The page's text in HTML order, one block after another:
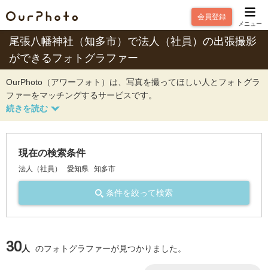
会員登録
メニュー
尾張八幡神社（知多市）で法人（社員）の出張撮影
ができるフォトグラファー
OurPhoto（アワーフォト）は、写真を撮ってほしい人とフォトグラ
ファーをマッチングするサービスです。
現在の検索条件
法人（社員） 愛知県 知多市
条件を絞って検索
30人 のフォトグラファーが見つかりました。